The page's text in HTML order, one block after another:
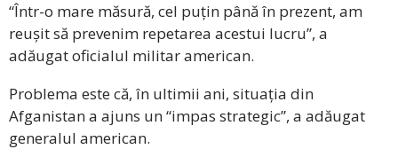
“Într-o mare măsură, cel puțin până în prezent, am
reușit să prevenim repetarea acestui lucru”, a
adăugat oficialul militar american.
Problema este că, în ultimii ani, situația din
Afganistan a ajuns un “impas strategic”, a adăugat
generalul american.